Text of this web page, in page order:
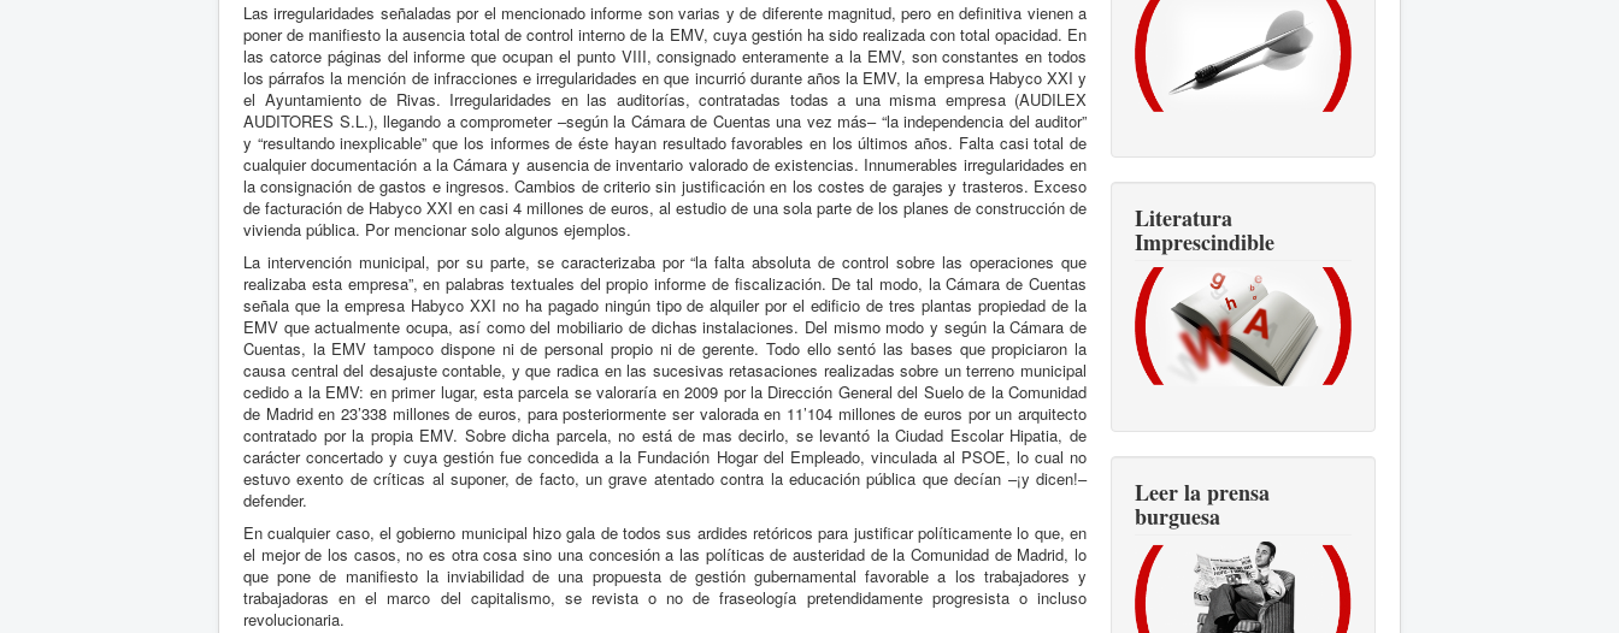
Las irregularidades señaladas por el mencionado informe son varias y de diferente magnitud, pero en definitiva vienen a
poner de manifiesto la ausencia total de control interno de la EMV, cuya gestión ha sido realizada con total opacidad. En
las catorce páginas del informe que ocupan el punto VIII, consignado enteramente a la EMV, son constantes en todos
los párrafos la mención de infracciones e irregularidades en que incurrió durante años la EMV, la empresa Habyco XXI y
el Ayuntamiento de Rivas. Irregularidades en las auditorías, contratadas todas a una misma empresa (AUDILEX
AUDITORES S.L.), llegando a comprometer –según la Cámara de Cuentas una vez más– “la independencia del auditor”
y “resultando inexplicable” que los informes de éste hayan resultado favorables en los últimos años. Falta casi total de
cualquier documentación a la Cámara y ausencia de inventario valorado de existencias. Innumerables irregularidades en
la consignación de gastos e ingresos. Cambios de criterio sin justificación en los costes de garajes y trasteros. Exceso
de facturación de Habyco XXI en casi 4 millones de euros, al estudio de una sola parte de los planes de construcción de
vivienda pública. Por mencionar solo algunos ejemplos.
La intervención municipal, por su parte, se caracterizaba por “la falta absoluta de control sobre las operaciones que
realizaba esta empresa”, en palabras textuales del propio informe de fiscalización. De tal modo, la Cámara de Cuentas
señala que la empresa Habyco XXI no ha pagado ningún tipo de alquiler por el edificio de tres plantas propiedad de la
EMV que actualmente ocupa, así como del mobiliario de dichas instalaciones. Del mismo modo y según la Cámara de
Cuentas, la EMV tampoco dispone ni de personal propio ni de gerente. Todo ello sentó las bases que propiciaron la
causa central del desajuste contable, y que radica en las sucesivas retasaciones realizadas sobre un terreno municipal
cedido a la EMV: en primer lugar, esta parcela se valoraría en 2009 por la Dirección General del Suelo de la Comunidad
de Madrid en 23’338 millones de euros, para posteriormente ser valorada en 11’104 millones de euros por un arquitecto
contratado por la propia EMV. Sobre dicha parcela, no está de mas decirlo, se levantó la Ciudad Escolar Hipatia, de
carácter concertado y cuya gestión fue concedida a la Fundación Hogar del Empleado, vinculada al PSOE, lo cual no
estuvo exento de críticas al suponer, de facto, un grave atentado contra la educación pública que decían –¡y dicen!–
defender.
En cualquier caso, el gobierno municipal hizo gala de todos sus ardides retóricos para justificar políticamente lo que, en
el mejor de los casos, no es otra cosa sino una concesión a las políticas de austeridad de la Comunidad de Madrid, lo
que pone de manifiesto la inviabilidad de una propuesta de gestión gubernamental favorable a los trabajadores y
trabajadoras en el marco del capitalismo, se revista o no de fraseología pretendidamente progresista o incluso
revolucionaria.
Literatura
Imprescindible
Leer la prensa
burguesa